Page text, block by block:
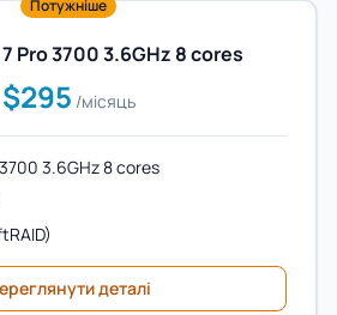
Потужніше
Pro 3700 3.6GHz 8 cores
$295 /місяць
3.6GHz 8 cores
деталі